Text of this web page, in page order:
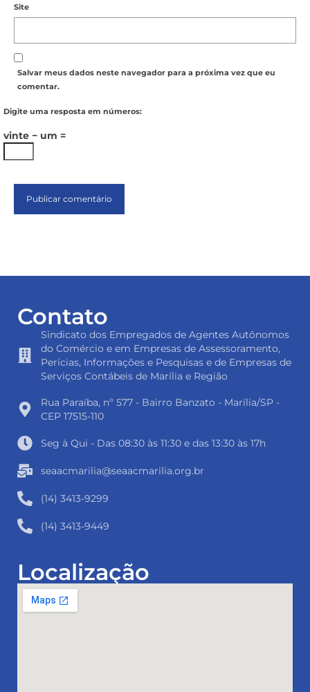
Site
Salvar meus dados neste navegador para a próxima vez que eu
comentar.
Digite uma resposta em números:
vinte − um =
Contato
Sindicato dos Empregados de Agentes Autônomos
do Comércio e em Empresas de Assessoramento,
Perícias, Informações e Pesquisas e de Empresas de
Serviços Contábeis de Marília e Região
Rua Paraíba, nº 577 - Bairro Banzato - Marília/SP -
CEP 17515-110
Seg à Qui - Das 08:30 às 11:30 e das 13:30 às 17h
seaacmarilia@seaacmarilia.org.br
(14) 3413-9299
(14) 3413-9449
Localização